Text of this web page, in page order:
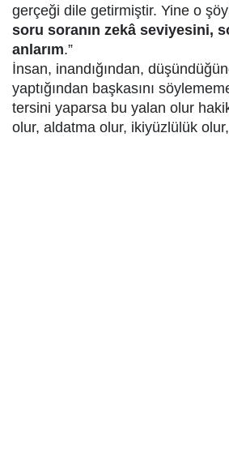
gerçeği dile getirmiştir. Yine o
soru soranın zekâ seviyesini,
anlarım.”
İnsan, inandığından,
yaptığından başkasını
tersini yaparsa bu yalan olur
olur, aldatma olur, ikiyüzlülük